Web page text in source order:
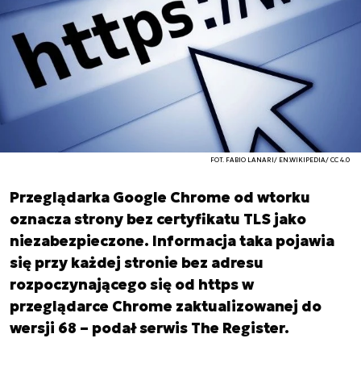
FOT. FABIO LANARI/ EN.WIKIPEDIA/ CC 4.0
Przeglądarka Google Chrome od wtorku
oznacza strony bez certyfikatu TLS jako
niezabezpieczone. Informacja taka pojawia
się przy każdej stronie bez adresu
rozpoczynającego się od https w
przeglądarce Chrome zaktualizowanej do
wersji 68 – podał serwis The Register.